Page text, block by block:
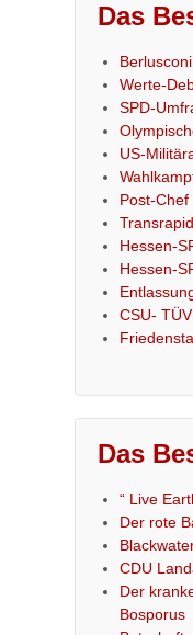
Das
Werte-
SPD-
US-
Post-
Transrapid
Hessen-
Hessen-
CSU- TÜV
Das
“ Live Earth
Der rote
CDU
Der
Bosporus